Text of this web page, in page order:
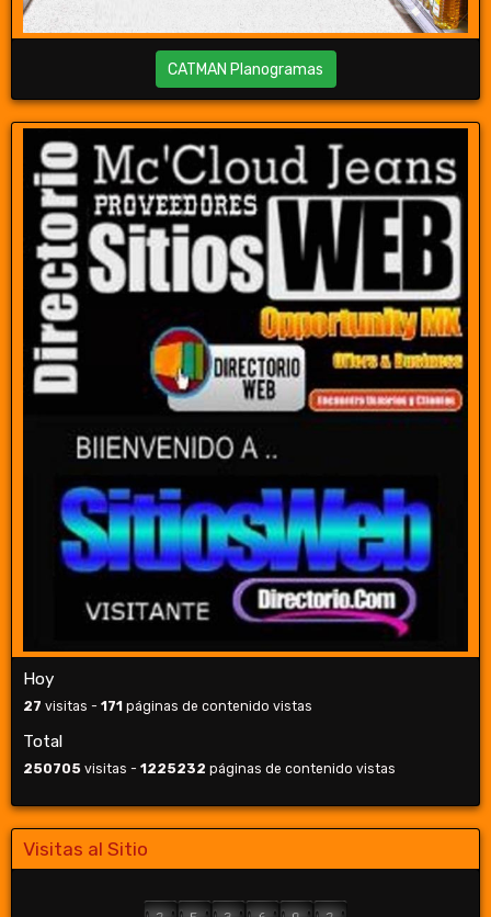
CATMAN Planogramas
Hoy
27 visitas - 171 páginas de contenido vistas
Total
250705 visitas - 1225232 páginas de contenido vistas
Visitas al Sitio